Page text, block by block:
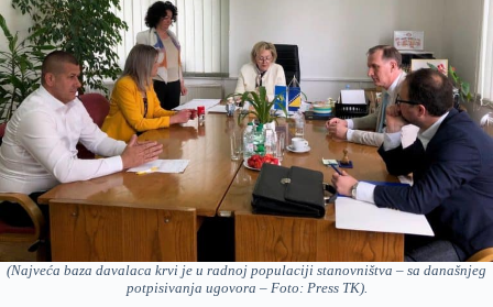
(Najveća baza davalaca krvi je u radnoj populaciji stanovništva – sa današnjeg
potpisivanja ugovora – Foto: Press TK).